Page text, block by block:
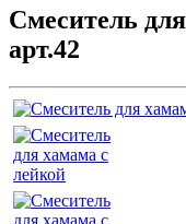
Смеситель
арт.42